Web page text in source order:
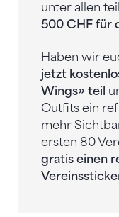
unter allen
500 CHF für
Haben wir
jetzt
Wings» teil
Outfits ein
mehr
ersten 80
gratis einen